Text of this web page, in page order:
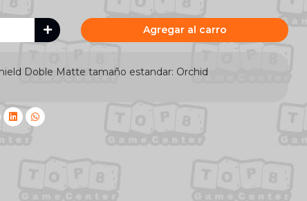
Agregar al carro
Doble Matte tamaño estandar: Orchid